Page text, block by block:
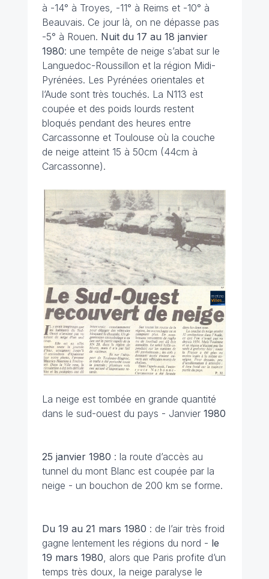
à -14° à Troyes, -11° à Reims et -10° à
Beauvais. Ce jour là, on ne dépasse pas
-5° à Rouen. Nuit du 17 au 18 janvier
1980: une tempête de neige s’abat sur le
Languedoc-Roussillon et la région Midi-
Pyrénées. Les Pyrénées orientales et
l’Aude sont très touchés. La N113 est
coupée et des poids lourds restent
bloqués pendant des heures entre
Carcassonne et Toulouse où la couche
de neige atteint 15 à 50cm (44cm à
Carcassonne).
La neige est tombée en grande quantité
dans le sud-ouest du pays - Janvier 1980
25 janvier 1980 : la route d’accès au
tunnel du mont Blanc est coupée par la
neige - un bouchon de 200 km se forme.
Du 19 au 21 mars 1980 : de l’air très froid
gagne lentement les régions du nord - le
19 mars 1980, alors que Paris profite d’un
temps très doux, la neige paralyse le